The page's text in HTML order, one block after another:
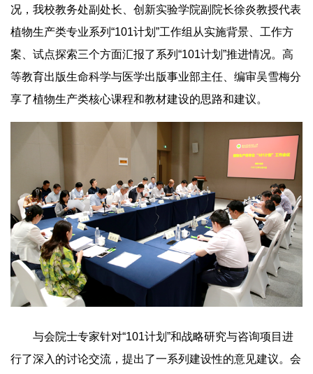
况，我校教务处副处长、创新实验学院副院长徐炎教授代表
植物生产类专业系列“101计划”工作组从实施背景、工作方
案、试点探索三个方面汇报了系列“101计划”推进情况。高
等教育出版生命科学与医学出版事业部主任、编审吴雪梅分
享了植物生产类核心课程和教材建设的思路和建议。
与会院士专家针对“101计划”和战略研究与咨询项目进
行了深入的讨论交流，提出了一系列建设性的意见建议。会